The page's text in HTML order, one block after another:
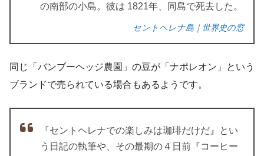
の南部の小島。彼は 1821年、同島で死去した。
セントヘレナ島｜世界史の窓
同じ「バンブーヘッジ農園」の豆が「ナポレオン」という
ブランドで売られている場合もあるようです。
『セントヘレナでの楽しみは珈琲だけだ』とい
う日記の執筆や、その最期の４日前『コーヒー